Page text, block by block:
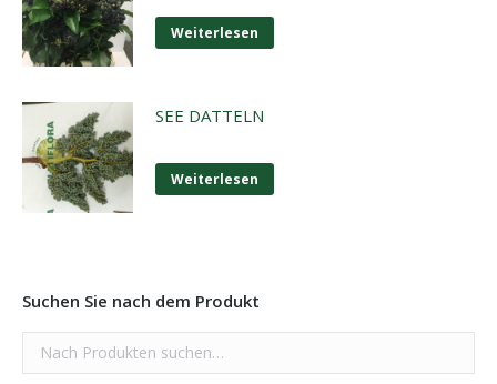
Weiterlesen
SEE DATTELN
Weiterlesen
Suchen Sie nach dem Produkt